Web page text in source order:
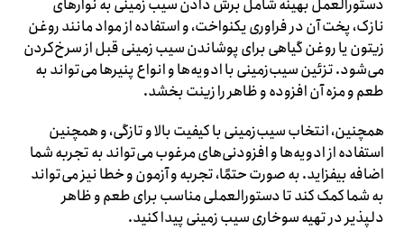
دستورالعمل بهینه شامل برش دادن سیب زمینی به نوارهای
نازک، پخت آن در فراوری یکنواخت، و استفاده از مواد مانند روغن
زیتون یا روغن گیاهی برای پوشاندن سیب زمینی قبل از سرخ‌کردن
می‌شود. تزئین سیب‌زمینی با ادویه‌ها و انواع پنیرها می‌تواند به
طعم و مزه آن افزوده و ظاهر را زینت بخشد.
همچنین، انتخاب سیب‌زمینی با کیفیت بالا و تازگی، و همچنین
استفاده از ادویه‌ها و افزودنی‌های مرغوب می‌تواند به تجربه شما
اضافه بیفزاید. به صورت حتمًا، تجربه و آزمون و خطا نیز می‌تواند
به شما کمک کند تا دستورالعملی مناسب برای طعم و ظاهر
دلپذیر در تهیه سوخاری سیب زمینی پیدا کنید.